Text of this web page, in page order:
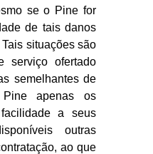
se o Pine for
de tais danos
situações são
serviço ofertado
semelhantes de
apenas os
a seus
outras
ao que